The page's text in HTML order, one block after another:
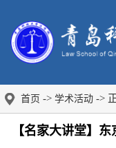
首页 -> 学术活动 ->
【名家大讲堂】